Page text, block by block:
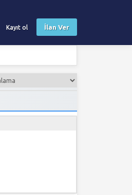
Kayıt ol İlan Ver